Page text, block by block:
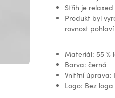
Střih je
Produkt byl
rovnost
Materiál: 55 %
Barva: černá
Vnitřní úprava:
Logo: Bez loga